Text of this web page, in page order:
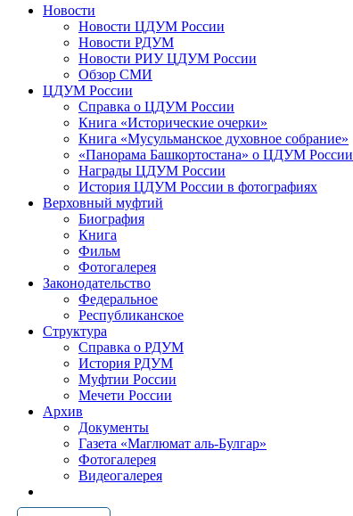
Новости
Новости ЦДУМ России
Новости РДУМ
Новости РИУ ЦДУМ России
Обзор СМИ
ЦДУМ России
Справка о ЦДУМ России
Книга «Исторические очерки»
Книга «Мусульманское духовное собрание»
«Панорама Башкортостана» о ЦДУМ России
Награды ЦДУМ России
История ЦДУМ России в фотографиях
Верховный муфтий
Биография
Книга
Фильм
Фотогалерея
Законодательство
Федеральное
Республиканское
Структура
Справка о РДУМ
История РДУМ
Муфтии России
Мечети России
Архив
Документы
Газета «Маглюмат аль-Булгар»
Фотогалерея
Видеогалерея